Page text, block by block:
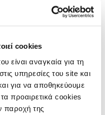
cookies
είναι αναγκαία για τη
υπηρεσίες του site και
για να αποθηκεύουμε
προαιρετικά cookies
παροχή της